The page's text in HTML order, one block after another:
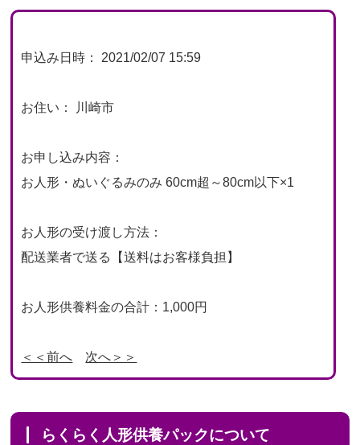
申込み日時： 2021/02/07 15:59
お住い： 川崎市
お申し込み内容：
お人形・ぬいぐるみのみ 60cm超～80cm以下×1
お人形の受け渡し方法：
配送業者で送る【送料はお客様負担】
お人形供養料金の合計：1,000円
＜＜前へ 次へ＞＞
らくらく人形供養パックについて